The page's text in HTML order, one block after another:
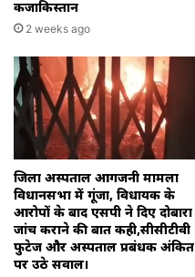
कजाकिस्तान
2 weeks ago
जिला अस्पताल आगजनी मामला
विधानसभा में गूंजा, विधायक के
आरोपों के बाद एसपी ने दिए दोबारा
जांच कराने की बात कही,सीसीटीवी
फुटेज और अस्पताल प्रबंधक अंकित
पर उठे सवाल।